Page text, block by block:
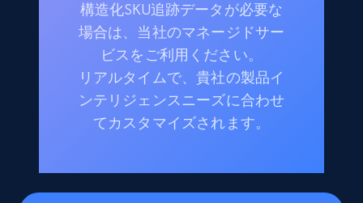
構造化SKU追跡データが必要な
場合は、当社のマネージドサー
ビスをご利用ください。
リアルタイムで、貴社の製品イ
ンテリジェンスニーズに合わせ
てカスタマイズされます。